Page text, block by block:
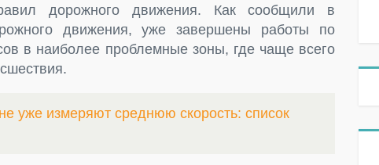
дорожного движения. Как сообщили в
движения, уже завершены работы по
в наиболее проблемные зоны, где чаще всего
уже измеряют среднюю скорость: список